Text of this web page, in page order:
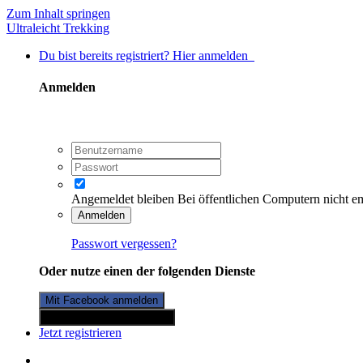
Zum Inhalt springen
Ultraleicht Trekking
Du bist bereits registriert? Hier anmelden
Anmelden
Angemeldet bleiben Bei öffentlichen Computern nicht
Anmelden
Passwort vergessen?
Oder nutze einen der folgenden Dienste
Mit Facebook anmelden
Jetzt registrieren